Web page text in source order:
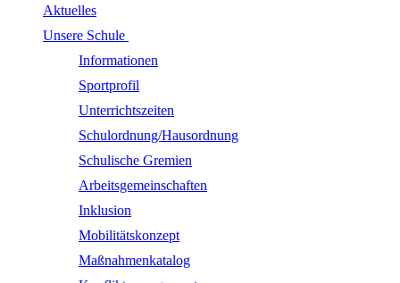
Aktuelles
Unsere Schule
Informationen
Sportprofil
Unterrichtszeiten
Schulordnung/Hausordnung
Schulische Gremien
Arbeitsgemeinschaften
Inklusion
Mobilitätskonzept
Maßnahmenkatalog